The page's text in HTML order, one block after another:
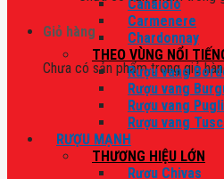
Giỏ hàng
Chưa có sản phẩm trong giỏ
Canaiolo
Carmenere
Chardonnay
THEO VÙNG NỔI
Rượu vang
Rượu vang
Rượu vang
Rượu vang
RƯỢU MẠNH
THƯƠNG HIỆU LỚN
Rượu Chivas